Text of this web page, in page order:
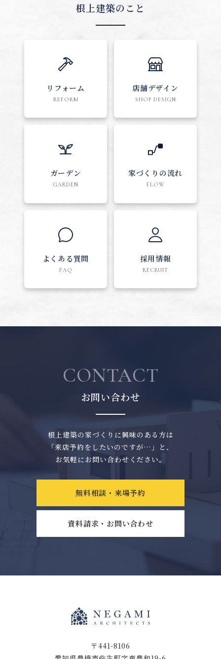
根上建築のこと
リフォーム
REFORM
店舗デザイン
SHOP DESIGN
ガーデン
GARDEN
家づくりの流れ
FLOW
よくある質問
FAQ
採用情報
RECRUIT
CONTACT
お問い合わせ
根上建築の家づくりに興味のある方は
「来店予約をしたいのですが…」と、
お気軽にお問い合わせください。
無料相談・来場予約
資料請求・お問い合わせ
〒441-8106